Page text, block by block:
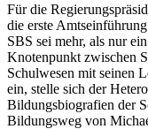
Für die
die erste
SBS sei mehr, als nur
Knotenpunkt zwischen
Schulwesen mit seinen
ein, stelle sich der
Bildungsbiografien der
Bildungsweg von